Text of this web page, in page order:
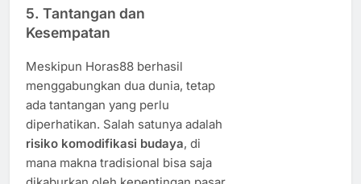
5. Tantangan dan
Kesempatan
Meskipun Horas88 berhasil
menggabungkan dua dunia, tetap
ada tantangan yang perlu
diperhatikan. Salah satunya adalah
risiko komodifikasi budaya, di
mana makna tradisional bisa saja